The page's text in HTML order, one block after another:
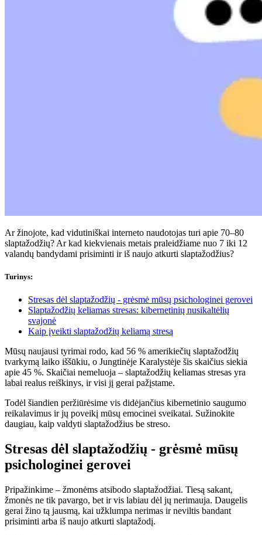
Ar žinojote, kad vidutiniškai interneto naudotojas turi apie 70–80
slaptažodžių? Ar kad kiekvienais metais praleidžiame nuo 7 iki 12
valandų bandydami prisiminti ir iš naujo atkurti slaptažodžius?
Turinys:
Stresas dėl slaptažodžių - grėsmė mūsų psichologinei gerovei
Slaptažodžių keliamas stresas: kibernetinių nusikaltėlių
svajonė
Kaip įveikti slaptažodžių keliamą stresą
Mūsų naujausi tyrimai rodo, kad 56 % amerikiečių slaptažodžių
tvarkymą laiko iššūkiu, o Jungtinėje Karalystėje šis skaičius siekia
apie 45 %. Skaičiai nemeluoja – slaptažodžių keliamas stresas yra
labai realus reiškinys, ir visi jį gerai pažįstame.
Todėl šiandien peržiūrėsime vis didėjančius kibernetinio saugumo
reikalavimus ir jų poveikį mūsų emocinei sveikatai. Sužinokite
daugiau, kaip valdyti slaptažodžius be streso.
Stresas dėl slaptažodžių - grėsmė mūsų
psichologinei gerovei
Pripažinkime – žmonėms atsibodo slaptažodžiai. Tiesą sakant,
žmonės ne tik pavargo, bet ir vis labiau dėl jų nerimauja. Daugelis
gerai žino tą jausmą, kai užklumpa nerimas ir neviltis bandant
prisiminti arba iš naujo atkurti slaptažodį.